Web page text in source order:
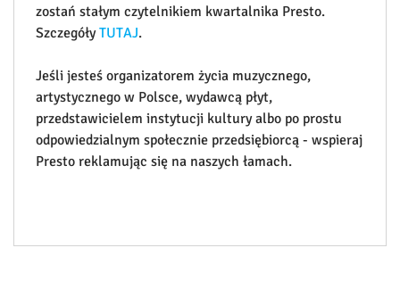
zostań stałym czytelnikiem kwartalnika Presto.
SzczegółyTUTAJ.
Jeśli jesteś organizatorem życia muzycznego,
artystycznego w Polsce, wydawcą płyt,
przedstawicielem instytucji kultury albo po prostu
odpowiedzialnym społecznie przedsiębiorcą - wspieraj
Presto reklamując się na naszych łamach.